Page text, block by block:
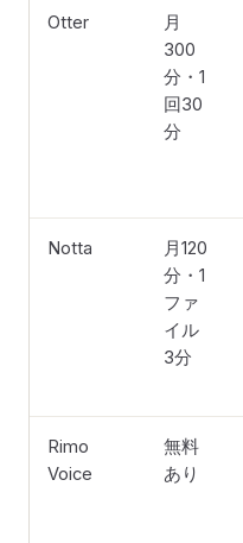
Otter
月
300
分・1
回30
分
Notta
月120
分・1
ファ
イル
3分
Rimo
Voice
無料
あり